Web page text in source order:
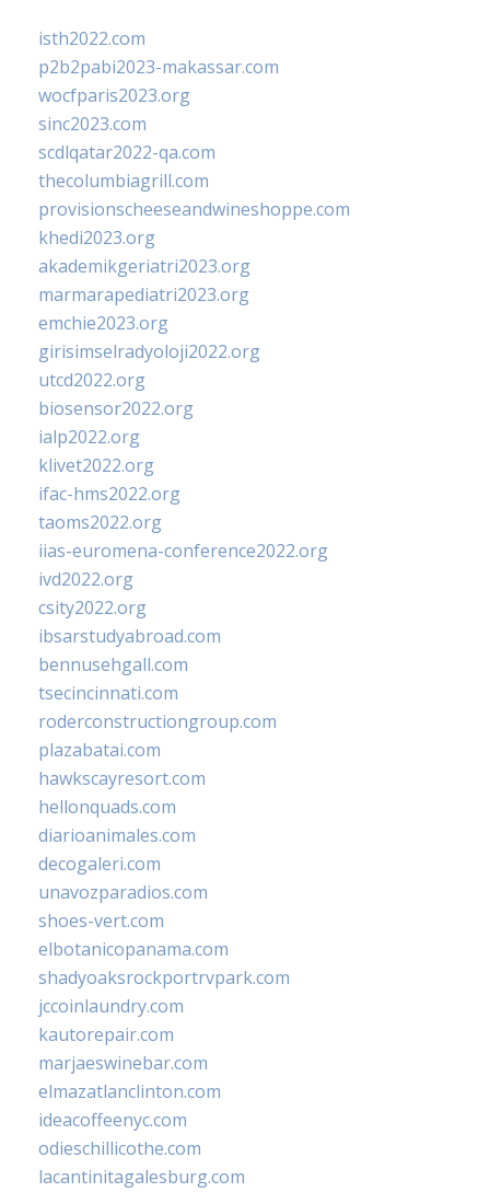
isth2022.com
p2b2pabi2023-makassar.com
wocfparis2023.org
sinc2023.com
scdlqatar2022-qa.com
thecolumbiagrill.com
provisionscheeseandwineshoppe.com
khedi2023.org
akademikgeriatri2023.org
marmarapediatri2023.org
emchie2023.org
girisimselradyoloji2022.org
utcd2022.org
biosensor2022.org
ialp2022.org
klivet2022.org
ifac-hms2022.org
taoms2022.org
iias-euromena-conference2022.org
ivd2022.org
csity2022.org
ibsarstudyabroad.com
bennusehgall.com
tsecincinnati.com
roderconstructiongroup.com
plazabatai.com
hawkscayresort.com
hellonquads.com
diarioanimales.com
decogaleri.com
unavozparadios.com
shoes-vert.com
elbotanicopanama.com
shadyoaksrockportrvpark.com
jccoinlaundry.com
kautorepair.com
marjaeswinebar.com
elmazatlanclinton.com
ideacoffeenyc.com
odieschillicothe.com
lacantinitagalesburg.com